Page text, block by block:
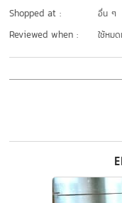
Shopped at : อื่น ๆ
Reviewed when : ใช้หม